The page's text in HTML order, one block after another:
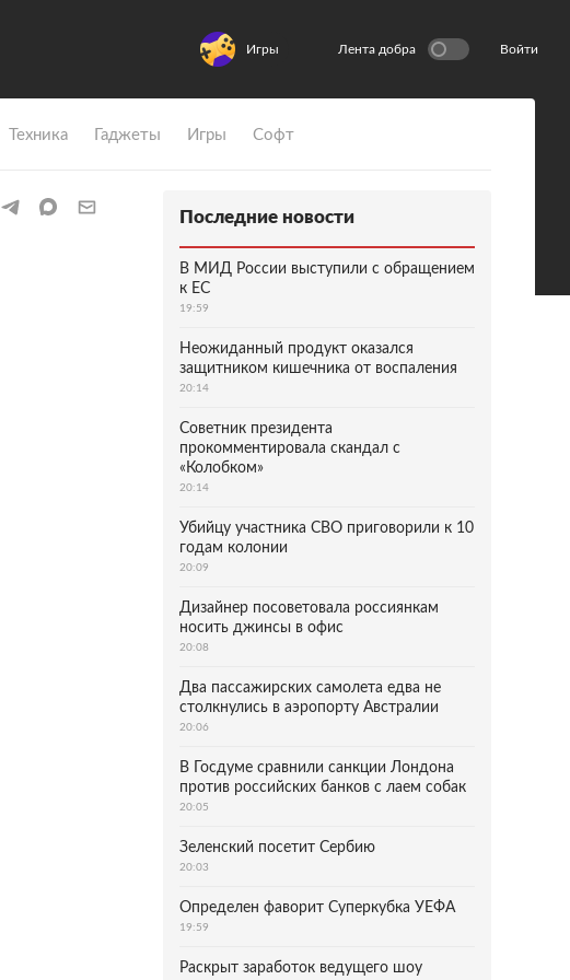
Игры Лента добра Войти
Техника Гаджеты Игры Софт
Последние новости
В МИД России выступили с обращением
к ЕС
19:59
Неожиданный продукт оказался
защитником кишечника от воспаления
20:14
Советник президента
прокомментировала скандал с
«Колобком»
20:14
Убийцу участника СВО приговорили к 10
годам колонии
20:09
Дизайнер посоветовала россиянкам
носить джинсы в офис
20:08
Два пассажирских самолета едва не
столкнулись в аэропорту Австралии
20:06
В Госдуме сравнили санкции Лондона
против российских банков с лаем собак
20:05
Зеленский посетит Сербию
20:03
Определен фаворит Суперкубка УЕФА
19:59
Раскрыт заработок ведущего шоу